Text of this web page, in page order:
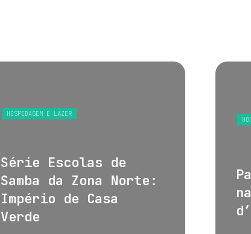
HOSPEDAGEM E LAZER
Série Escolas de
Samba da Zona Norte:
Império de Casa
Verde